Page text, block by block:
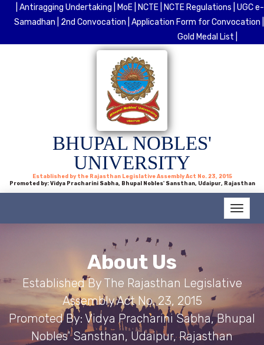
| Antiragging Undertaking | MoE | NCTE | NCTE Regulations | UGC e-
Samadhan | 2nd Convocation | Application Form for Convocation |
Gold Medal List |
BHUPAL NOBLES'
UNIVERSITY
Established by the Rajasthan Legislative Assembly Act No. 23, 2015
Promoted by: Vidya Pracharini Sabha, Bhupal Nobles' Sansthan, Udaipur, Rajasthan
About Us
Established By The Rajasthan Legislative
Assembly Act No. 23, 2015
Promoted By: Vidya Pracharini Sabha, Bhupal
Nobles' Sansthan, Udaipur, Rajasthan